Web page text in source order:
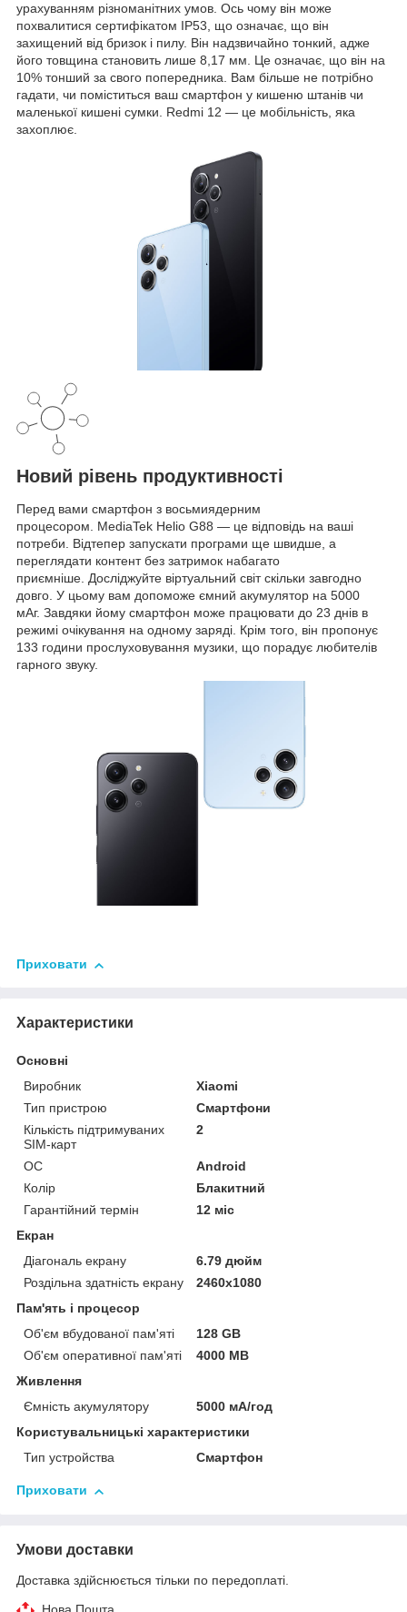
урахуванням різноманітних умов. Ось чому він може
похвалитися сертифікатом IP53, що означає, що він
захищений від бризок і пилу. Він надзвичайно тонкий, адже
його товщина становить лише 8,17 мм. Це означає, що він на
10% тонший за свого попередника. Вам більше не потрібно
гадати, чи поміститься ваш смартфон у кишеню штанів чи
маленької кишені сумки. Redmi 12 — це мобільність, яка
захоплює.
Новий рівень продуктивності
Перед вами смартфон з восьмиядерним
процесором. MediaTek Helio G88 — це відповідь на ваші
потреби. Відтепер запускати програми ще швидше, а
переглядати контент без затримок набагато
приємніше. Досліджуйте віртуальний світ скільки завгодно
довго. У цьому вам допоможе ємний акумулятор на 5000
мАг. Завдяки йому смартфон може працювати до 23 днів в
режимі очікування на одному заряді. Крім того, він пропонує
133 години прослуховування музики, що порадує любителів
гарного звуку.
Приховати
Характеристики
Основні
Виробник
Xiaomi
Тип пристрою
Смартфони
Кількість підтримуваних
SIM-карт
2
ОС
Android
Колір
Блакитний
Гарантійний термін
12 міс
Екран
Діагональ екрану
6.79 дюйм
Роздільна здатність екрану
2460x1080
Пам'ять і процесор
Об'єм вбудованої пам'яті
128 GB
Об'єм оперативної пам'яті
4000 MB
Живлення
Ємність акумулятору
5000 мА/год
Користувальницькі характеристики
Тип устройства
Смартфон
Приховати
Умови доставки
Доставка здійснюється тільки по передоплаті.